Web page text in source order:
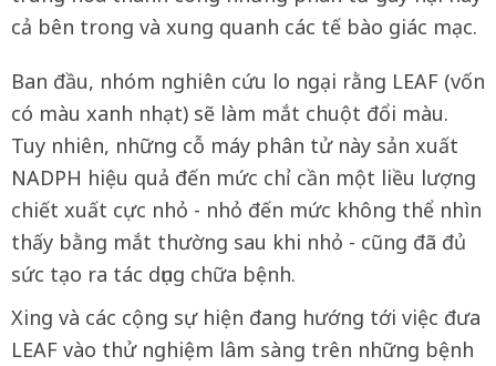
cả bên trong và xung quanh các tế bào giác mạc.
Ban đầu, nhóm nghiên cứu lo ngại rằng LEAF (vốn
có màu xanh nhạt) sẽ làm mắt chuột đổi màu.
Tuy nhiên, những cỗ máy phân tử này sản xuất
NADPH hiệu quả đến mức chỉ cần một liều lượng
chiết xuất cực nhỏ - nhỏ đến mức không thể nhìn
thấy bằng mắt thường sau khi nhỏ - cũng đã đủ
sức tạo ra tác dụng chữa bệnh.
Xing và các cộng sự hiện đang hướng tới việc đưa
LEAF vào thử nghiệm lâm sàng trên những bệnh